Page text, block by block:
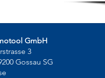
GmbH
3
Gossau SG